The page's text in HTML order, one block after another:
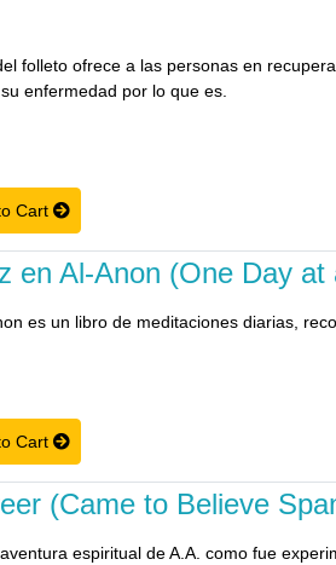
folleto ofrece a las personas en
enfermedad por lo que es.
Cart
en Al-Anon (One Day
es un libro de meditaciones diarias,
Cart
(Came to Believe
espiritual de A.A. como fue